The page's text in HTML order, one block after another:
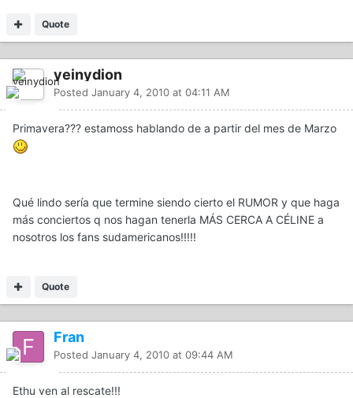
Quote
yeinydion
Posted January 4, 2010 at 04:11 AM
Primavera??? estamoss hablando de a partir del mes de Marzo
Qué lindo sería que termine siendo cierto el RUMOR y que haga
más conciertos q nos hagan tenerla MÁS CERCA A CÉLINE a
nosotros los fans sudamericanos!!!!!
Quote
Fran
Posted January 4, 2010 at 09:44 AM
Ethu ven al rescate!!!